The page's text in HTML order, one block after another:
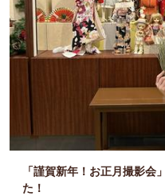
「謹賀新年！お正月撮影会
た！